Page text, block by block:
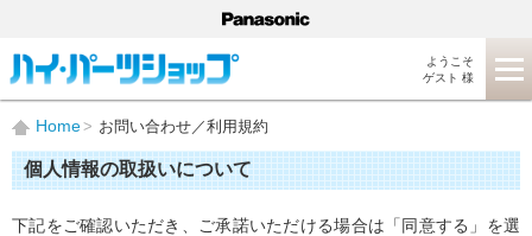
ようこそ
ゲスト 様
Home お問い合わせ／利用規約
個人情報の取扱いについて
下記をご確認いただき、ご承諾いただける場合は「同意する」を選